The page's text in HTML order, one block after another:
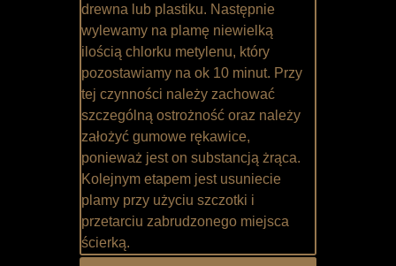
drewna lub plastiku. Następnie
wylewamy na plamę niewielką
ilością chlorku metylenu, który
pozostawiamy na ok 10 minut. Przy
tej czynności należy zachować
szczególną ostrożność oraz należy
założyć gumowe rękawice,
ponieważ jest on substancją żrąca.
Kolejnym etapem jest usuniecie
plamy przy użyciu szczotki i
przetarciu zabrudzonego miejsca
ścierką.